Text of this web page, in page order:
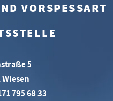
VORSPESSART
5
Wiesen
795 68 33